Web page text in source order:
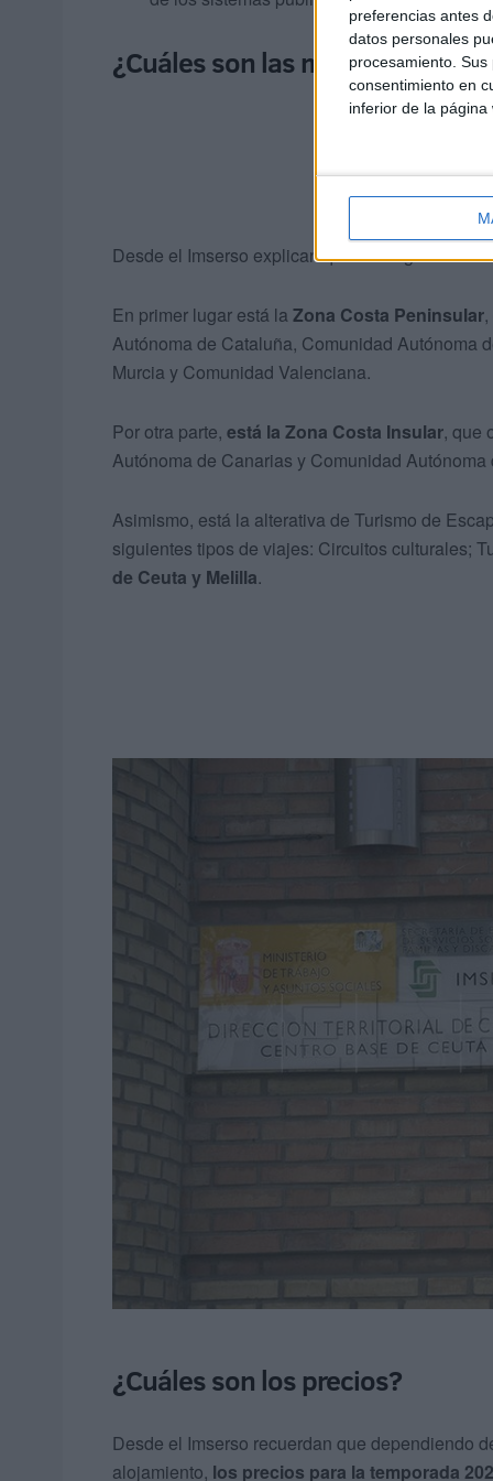
preferencias antes
datos personales
procesamiento.
consentimiento en
inferior de la página
¿Cuáles son las modalidades
Desde el Imserso explican que el Programa
En primer lugar está la Zona Costa Peninsular
Autónoma de Cataluña, Comunidad Autónoma
Murcia y Comunidad Valenciana.
Por otra parte, está la Zona Costa Insular, que
Autónoma de Canarias y Comunidad Autónoma
Asimismo, está la alterativa de Turismo de
siguientes tipos de viajes: Circuitos culturales;
de Ceuta y Melilla.
¿Cuáles son los precios?
Desde el Imserso recuerdan que dependiendo
alojamiento, los precios para la temporada